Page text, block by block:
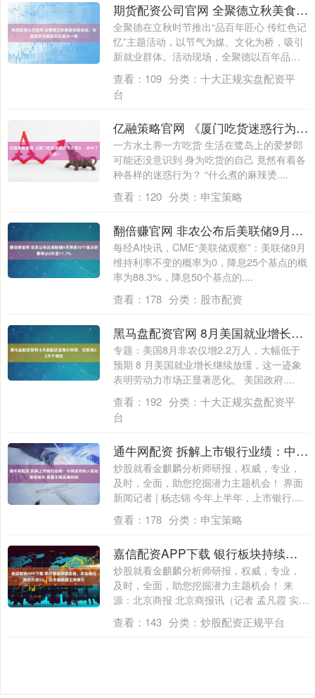
期货配资公司官网 全聚德立秋美食体验活动，非遗技艺与宫廷文化融为一体
全聚德在立秋时节推出“品百年匠心 传红色记
忆”主题活动，以节气为媒、文化为桥，吸引
新就业群体。活动现场，全聚德以百年品
牌....
查看： 109 分类： 十大正规实盘配资平
台
亿融策略官网 《厦门吃货迷惑行为大赏》，你中了几枪？
一方水土养一方吃货 生活在鹭岛上的爱梦郎
可能还没意识到 身为吃货的自己 竟然有着各
种各样的迷惑行为？ “什么煮的麻辣烫....
查看： 120 分类： 申宝策略
翻倍赚官网 非农公布后美联储9月降息50个基点的概率从0升至11.7%
每经AI快讯，CME“美联储观察”：美联储9月
维持利率不变的概率为0，降息25个基点的概
率为88.3%，降息50个基点的....
查看： 178 分类： 股市配资
黑马盘配资官网 8月美国就业增长停滞，仅新增2.2万个岗位
专题：美国8月非农仅增2.2万人，大幅低于
预期 8 月美国就业增长继续放缓，这一迹象
表明劳动力市场正显著恶化。 美国政府....
查看： 192 分类： 十大正规实盘配资平
台
通牛网配资 拆解上市银行业绩：中间业务收入驱动营收增长 拨备不再反哺利润
炒股就看金麒麟分析师研报，权威，专业，
及时，全面，助您挖掘潜力主题机会！ 界面
新闻记者 | 杨志锦 今年上半年，上市银行....
查看： 178 分类： 申宝策略
嘉信配资APP下载 银行板块持续走强，农业银行股价大涨5%、总市值超越工商银行
炒股就看金麒麟分析师研报，权威，专业，
及时，全面，助您挖掘潜力主题机会！ 来
源：北京商报 北京商报讯（记者 孟凡霞 实
习....
查看： 143 分类： 炒股配资正规平台